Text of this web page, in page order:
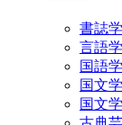
書誌
言語学
国語学
国文学
国文